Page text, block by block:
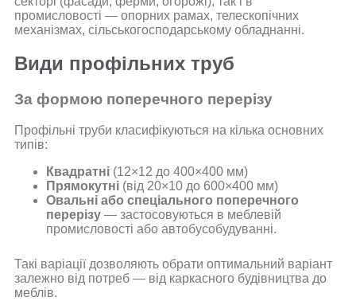
промисловості — опорних рамах, телескопічних
механізмах, сільськогосподарському обладнанні.
Види профільних труб
За формою поперечного перерізу
Профільні труби класифікуються на кілька основних
типів:
Квадратні (12×12 до 400×400 мм)
Прямокутні (від 20×10 до 600×400 мм)
Овальні або спеціального поперечного
перерізу — застосовуються в меблевій
промисловості або автобусобудуванні.
Такі варіації дозволяють обрати оптимальний варіант
залежно від потреб — від каркасного будівництва до
меблів.